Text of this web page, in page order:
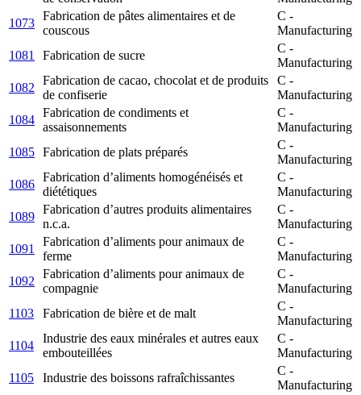
1073
Fabrication de pâtes alimentaires et de
couscous
C -
Manufacturing
1081
Fabrication de sucre
C -
Manufacturing
1082
Fabrication de cacao, chocolat et de produits
de confiserie
C -
Manufacturing
1084
Fabrication de condiments et
assaisonnements
C -
Manufacturing
1085 Fabrication de plats préparés
C -
Manufacturing
1086
Fabrication d’aliments homogénéisés et
diététiques
C -
Manufacturing
1089
Fabrication d’autres produits alimentaires
n.c.a.
C -
Manufacturing
1091
Fabrication d’aliments pour animaux de
ferme
C -
Manufacturing
1092
Fabrication d’aliments pour animaux de
compagnie
C -
Manufacturing
1103
Fabrication de bière et de malt
C -
Manufacturing
1104
Industrie des eaux minérales et autres eaux
embouteillées
C -
Manufacturing
1105
Industrie des boissons rafraîchissantes
C -
Manufacturing